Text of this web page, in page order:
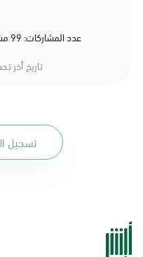
عدد المشاركات: 99 مشاركة (82%) أعجبهم المحتوى
تاريخ أخر
تسجيل